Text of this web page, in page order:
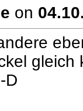
on
D